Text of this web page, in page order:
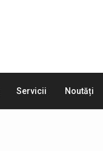
Servicii Noutăți